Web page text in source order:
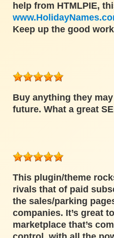
help from HTMLPIE,
Keep up the good
Buy anything they
future. What a great
This plugin/theme
rivals that of paid
the sales/parking
companies. It’s great
marketplace that’s